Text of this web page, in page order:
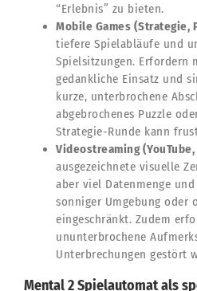
“Erlebnis” zu bieten.
Mobile Games (Strategie,
tiefere Spielabläufe und
Spielsitzungen. Erfordern
gedankliche Einsatz und
kurze, unterbrochene
abgebrochenes Puzzle
Strategie-Runde kann
Videostreaming
ausgezeichnete visuelle
aber viel Datenmenge
sonniger Umgebung oder
eingeschränkt. Zudem
ununterbrochene
Unterbrechungen gestört
Mental 2 Spielautomat als